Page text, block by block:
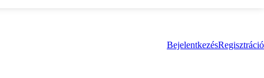
BejelentkezésRegisztráció